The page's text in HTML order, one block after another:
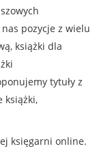
pozycje z wielu
książki dla
tytuły z
książki,
księgarni online.